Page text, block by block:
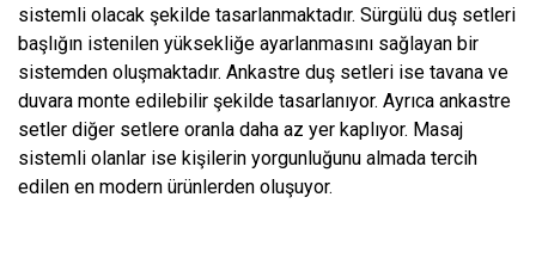
sistemli olacak şekilde tasarlanmaktadır. Sürgülü duş setleri
başlığın istenilen yüksekliğe ayarlanmasını sağlayan bir
sistemden oluşmaktadır. Ankastre duş setleri ise tavana ve
duvara monte edilebilir şekilde tasarlanıyor. Ayrıca ankastre
setler diğer setlere oranla daha az yer kaplıyor. Masaj
sistemli olanlar ise kişilerin yorgunluğunu almada tercih
edilen en modern ürünlerden oluşuyor.